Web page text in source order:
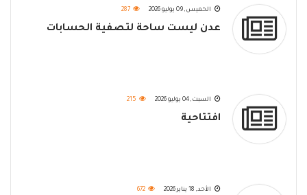
الخميس, 09 يوليو 2026 287
‏عدن ليست ساحة لتصفية الحسابات
السبت, 04 يوليو 2026 215
افتتاحية
الأحد, 18 يناير 2026 672